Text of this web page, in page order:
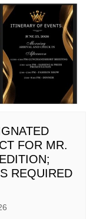
FOR MR.
REQUIRED